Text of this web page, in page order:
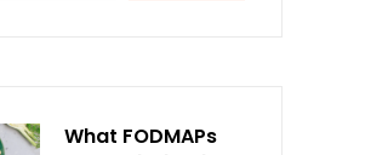
What FODMAPs